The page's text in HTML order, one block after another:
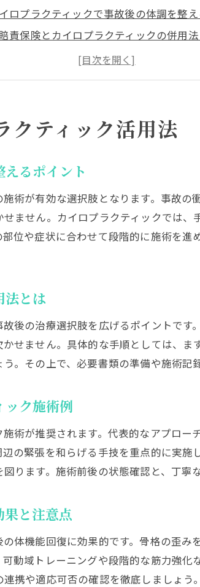
ロプラクティックで事故後の体調を整
責保険とカイロプラクティックの併用
通事故後におすすめのカイロプラクティッ
ロプラクティックによるリハビリの効
や整骨院とカイロプラクティックの違い
保険でカイロプラクティックは利用できる
イロプラクティックは自賠責保険対象か徹
骨院との違いから見る自賠責保険の適用
イロプラクティック利用時の保険会社へ
責保険と治療費の自己負担の関係性
ラクティックと整骨院の違いを徹底比較
責保険適用で異なる施術内容を比較
療行為としての位置づけと法律上の違い
後の通院先選びで意識したいポイント
用範囲を知り安心して治療を受けるには
ロプラクティックの保険適用範囲を正し
院や整体とカイロプラクティックの適用
してカイロプラクティックを利用する
険利用時のトラブルを未然に防ぐための
クティック活用法
るポイント
術が有効な選択肢となります。事故
ません。カイロプラクティックでは
位や症状に合わせて段階的に施術を
法とは
後の治療選択肢を広げるポイントで
せません。具体的な手順としては、
。その上で、必要書類の準備や施術記
ック施術例
術が推奨されます。代表的なアプロ
の緊張を和らげる手技を重点的に実
ります。施術前後の状態確認と、丁寧
果と注意点
体機能回復に効果的です。骨格の歪
動域トレーニングや段階的な筋力強
携や適応可否の確認を徹底しましょ